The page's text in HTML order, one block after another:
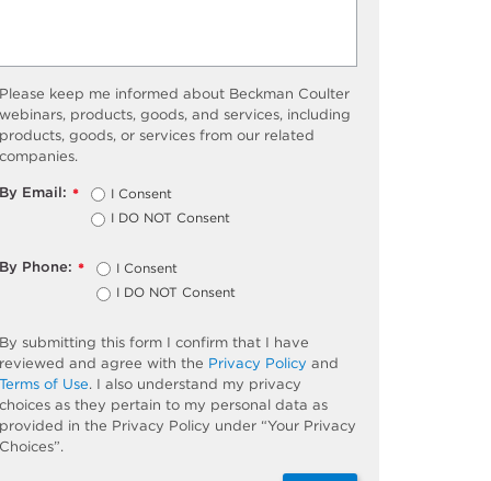
Please keep me informed about Beckman Coulter
webinars, products, goods, and services, including
products, goods, or services from our related
companies.
*
By Email:
I Consent
I DO NOT Consent
*
By Phone:
I Consent
I DO NOT Consent
By submitting this form I confirm that I have
reviewed and agree with the Privacy Policy and
Terms of Use. I also understand my privacy
choices as they pertain to my personal data as
provided in the Privacy Policy under “Your Privacy
Choices”.